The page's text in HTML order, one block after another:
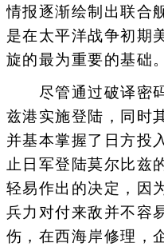
情报逐渐绘制出联合
是在太平洋战争初期
旋的最为重要的基础。
尽管通过破译密码
兹港实施登陆，同时
并基本掌握了日方投
止日军登陆莫尔比兹
轻易作出的决定，因
兵力对付来敌并不容
伤，在西海岸修理，